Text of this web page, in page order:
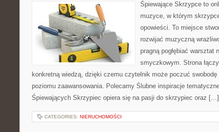
Śpiewające Skrzypce to
muzyce, w którym
opowieści. To miejsce
rozwijać muzyczną
pragną pogłębiać warsztat
smyczkowym. Strona
konkretną wiedzą, dzięki czemu czytelnik może poczuć
poziomu zaawansowania. Polecamy Ślubne inspiracje
Śpiewających Skrzypiec opiera się na pasji do skrzypiec oraz […]
CATEGORIES: NIERUCHOMOŚCI